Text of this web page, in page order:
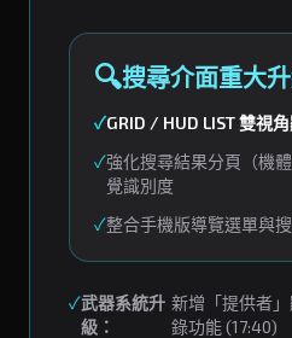
🔍搜尋介面重大
✓GRID / HUD LIST 雙視
✓強化搜尋結果分頁（機
覺識別度
✓整合手機版導覽選單與
✓武器系統升
級：
新增「提供者
錄功能 (17:40)